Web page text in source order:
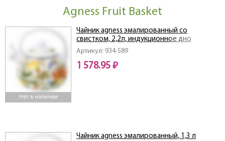
Agness Fruit Basket
Нет в наличии
Артикул: 934-589
Чайник agness эмалированный со
свистком, 2,2л, индукционное дно
1 578.95 ₽
Чайник agness эмалированный, 1,3 л